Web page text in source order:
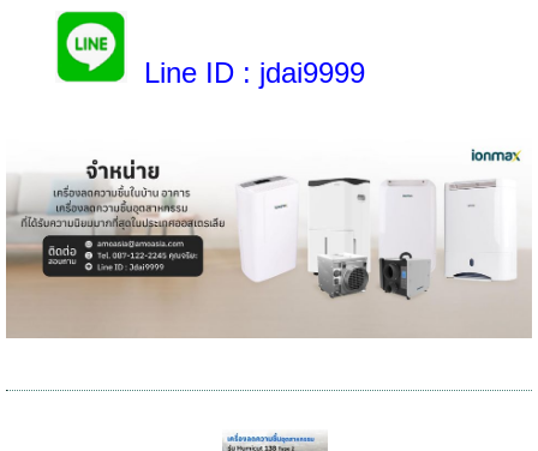
Line ID : jdai9999